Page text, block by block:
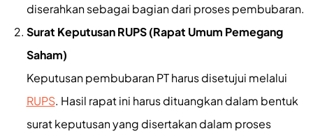
diserahkan sebagai bagian dari proses pembubaran.
Surat Keputusan RUPS (Rapat Umum Pemegang
Saham)
Keputusan pembubaran PT harus disetujui melalui
RUPS. Hasil rapat ini harus dituangkan dalam bentuk
surat keputusan yang disertakan dalam proses